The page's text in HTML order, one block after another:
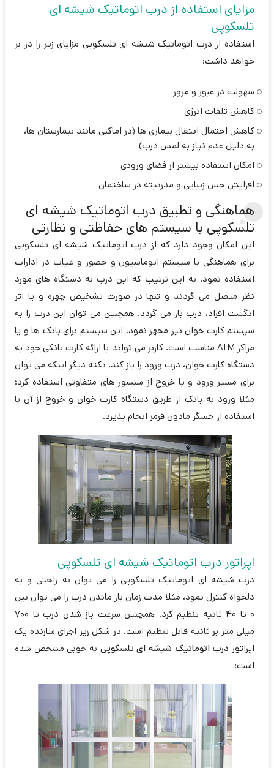
مزایای استفاده از درب اتوماتیک شیشه ای
تلسکوپی
استفاده از درب اتوماتیک شیشه ای تلسکوپی مزایای زیر را در بر
خواهد داشت:
سهولت در عبور و مرور
کاهش تلفات انرژی
کاهش احتمال انتقال بیماری ها (در اماکنی مانند بیمارستان ها،
به دلیل عدم نیاز به لمس درب)
امکان استفاده بیشتر از فضای ورودی
افزایش حس زیبایی و مدرنیته در ساختمان
هماهنگی و تطبیق درب اتوماتیک شیشه ای
تلسکوپی با سیستم های حفاظتی و نظارتی
این امکان وجود دارد که از درب اتوماتیک شیشه ای تلسکوپی
برای هماهنگی با سیستم اتوماسیون و حضور و غیاب در ادارات
استفاده نمود. به این ترتیب که این درب به دستگاه های مورد
نظر متصل می گردند و تنها در صورت تشخیص چهره و یا اثر
انگشت افراد، درب باز می گردد. همچنین می توان این درب را به
سیستم کارت خوان نیز مجهز نمود. این سیستم برای بانک ها و یا
مراکز ATM مناسب است. کاربر می تواند با ارائه کارت بانکی خود به
دستگاه کارت خوان، درب ورود را باز کند. نکته دیگر اینکه می توان
برای مسیر ورود و یا خروج از سنسور های متفاوتی استفاده کرد؛
مثلا ورود به بانک از طریق دستگاه کارت خوان و خروج از آن با
استفاده از حسگر مادون قرمز انجام پذیرد.
اپراتور درب اتوماتیک شیشه ای تلسکوپی
درب شیشه ای اتوماتیک تلسکوپی را می توان به راحتی و به
دلخواه کنترل نمود، مثلا مدت زمان باز ماندن درب را می توان بین
0 تا 40 ثانیه تنظیم کرد. همچنین سرعت باز شدن درب تا 700
میلی متر بر ثانیه قابل تنظیم است. در شکل زیر اجزای سازنده یک
اپراتور درب اتوماتیک شیشه ای تلسکوپی به خوبی مشخص شده
است: